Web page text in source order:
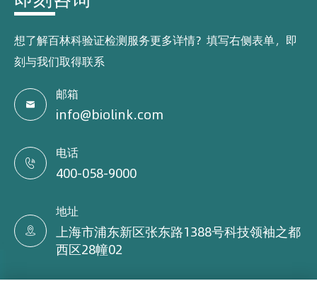
想了解百林科验证检测服务更多详情？填写右侧表单，即
刻与我们取得联系

邮箱
info@biolink.com

电话
400-058-9000

地址
上海市浦东新区张东路1388号科技领袖之都
西区28幢02